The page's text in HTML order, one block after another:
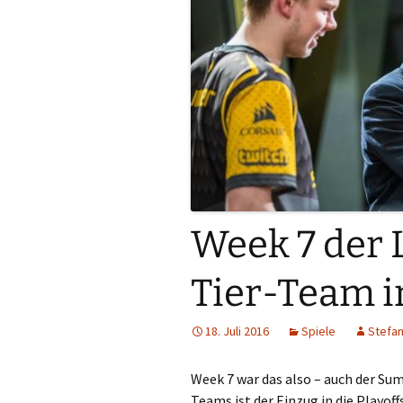
Week 7 der
Tier-Team
18. Juli 2016 Spiele
Week 7 war das also – auch der